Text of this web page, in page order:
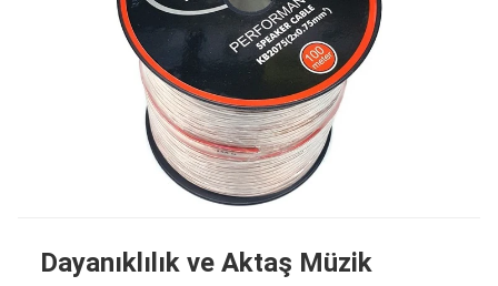
Dayanıklılık ve Aktaş Müzik